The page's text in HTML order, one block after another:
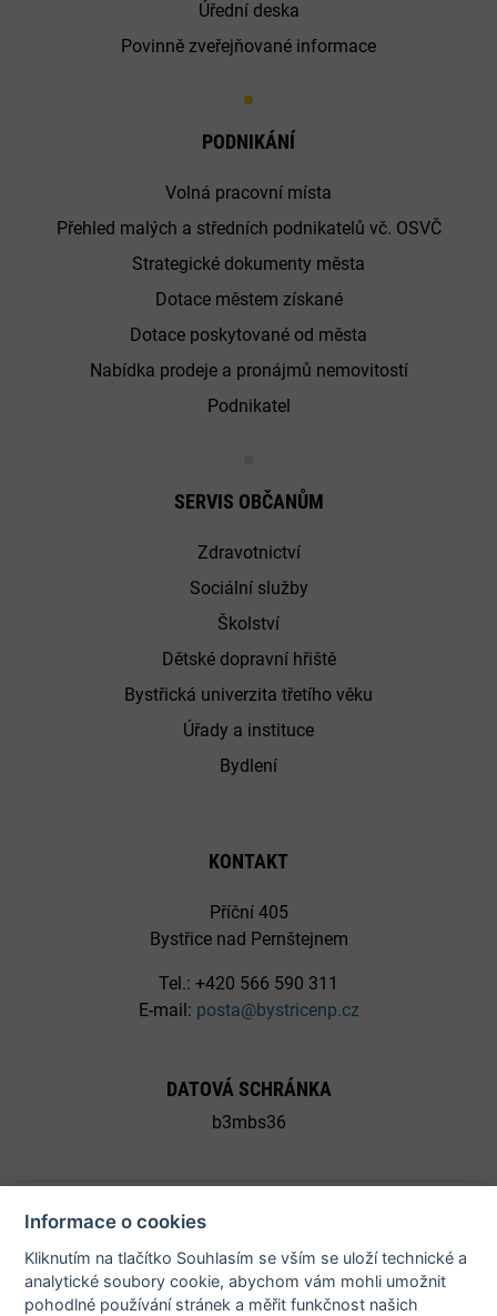
Informace o cookies
Kliknutím na tlačítko Souhlasím se vším se uloží technické a
analytické soubory cookie, abychom vám mohli umožnit
pohodlné používání stránek a měřit funkčnost našich
Úřední deska
Povinně zveřejňované informace
PODNIKÁNÍ
Volná pracovní místa
Přehled malých a středních podnikatelů vč. OSVČ
Strategické dokumenty města
Dotace městem získané
Dotace poskytované od města
Nabídka prodeje a pronájmů nemovitostí
Podnikatel
SERVIS OBČANŮM
Zdravotnictví
Sociální služby
Školství
Dětské dopravní hřiště
Bystřická univerzita třetího věku
Úřady a instituce
Bydlení
KONTAKT
Příční 405
Bystřice nad Pernštejnem
Tel.: +420 566 590 311
E-mail: posta@bystricenp.cz
DATOVÁ SCHRÁNKA
b3mbs36
© 2026 Město Bystřice nad Pernštejnem - všechna práva
vyhrazena |Prohlášení o přístupnosti